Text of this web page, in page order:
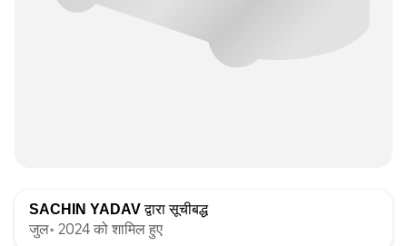
SACHIN YADAVद्वारा सूचीबद्ध
जुल॰ 2024 को शामिल हुए